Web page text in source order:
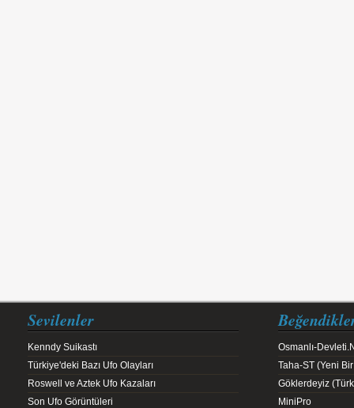
Sevilenler
Kenndy Suikastı
Türkiye'deki Bazı Ufo Olayları
Roswell ve Aztek Ufo Kazaları
Son Ufo Görüntüleri
Osmanlı-
Taha-ST (Yeni
Göklerdeyiz
MiniPro